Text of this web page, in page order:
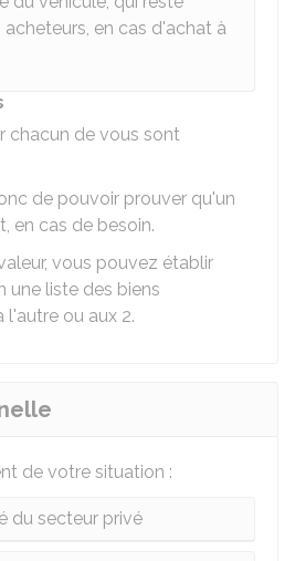
en cas d'achat à
chacun de vous sont
de pouvoir prouver qu'un
en cas de besoin.
vous pouvez établir
une liste des biens
l'autre ou aux 2.
de votre situation :
du secteur privé